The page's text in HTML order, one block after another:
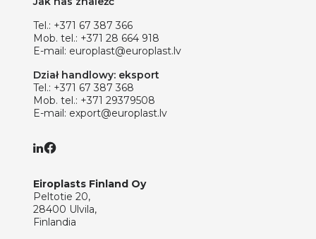
Tel.: +371 67 387 366
Mob. tel.: +371 28 664 918
E-mail: europlast@europlast.lv
Dział handlowy: eksport
Tel.: +371 67 387 368
Mob. tel.: +371 29379508
E-mail: export@europlast.lv
Eiroplasts Finland Oy
Peltotie 20,
28400 Ulvila,
Finlandia